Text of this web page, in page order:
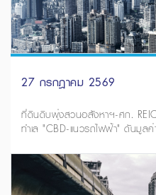
27 กรกฎาคม 2569
ที่ดินดิบพุ่งสวนอสังหาฯ-ศก.
ทำเล "CBD-แนวรถไฟฟ้า" ดันมูลค่